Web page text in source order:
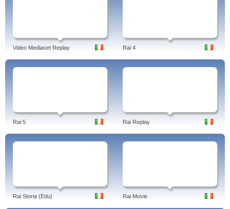
Video Mediaset Replay Rai 4
Rai 5 Rai Replay
Rai Storia (Edu) Rai Movie